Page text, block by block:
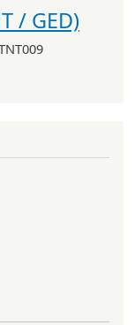
/ GED)